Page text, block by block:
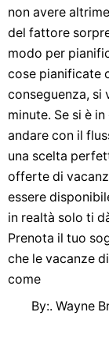
non avere
del fattore
modo per
cose pianificate
conseguenza, si
minute. Se si è
andare con il
una scelta
offerte di
essere
in realtà solo ti
Prenota il tuo
che le vacanze
come
By:. Wayne